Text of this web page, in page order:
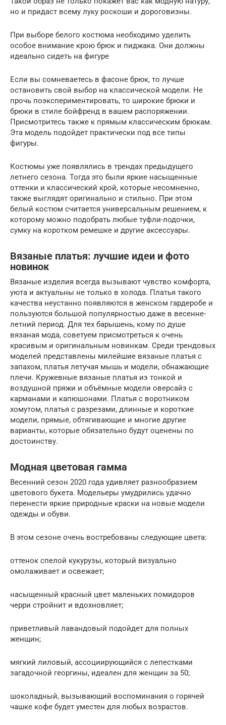
но и придаст всему луку роскоши и дороговизны.
При выборе белого костюма необходимо уделить
особое внимание крою брюк и пиджака. Они должны
идеально сидеть на фигуре
Если вы сомневаетесь в фасоне брюк, то лучше
остановить свой выбор на классической модели. Не
прочь поэкспериментировать, то широкие брюки и
брюки в стиле бойфренд в вашем распоряжении.
Присмотритесь также к прямым классическим брюкам.
Эта модель подойдет практически под все типы
фигуры.
Костюмы уже появлялись в трендах предыдущего
летнего сезона. Тогда это были яркие насыщенные
оттенки и классический крой, которые несомненно,
также выглядят оригинально и стильно. При этом
белый костюм считается универсальным решением, к
которому можно подобрать любые туфли-лодочки,
сумку на коротком ремешке и другие аксессуары.
Вязаные платья: лучшие идеи и фото
новинок
Вязаные изделия всегда вызывают чувство комфорта,
уюта и актуальны не только в холода. Платья такого
качества неустанно появляются в женском гардеробе и
пользуются большой популярностью даже в весенне-
летний период. Для тех барышень, кому по душе
вязаная мода, советуем присмотреться к очень
красивым и оригинальным новинкам. Среди трендовых
моделей представлены милейшие вязаные платья с
запахом, платья летучая мышь и модели, обнажающие
плечи. Кружевные вязаные платья из тонкой и
воздушной пряжи и объёмные модели оверсайз с
карманами и капюшонами. Платья с воротником
хомутом, платья с разрезами, длинные и короткие
модели, прямые, обтягивающие и многие другие
варианты, которые обязательно будут оценены по
достоинству.
Модная цветовая гамма
Весенний сезон 2020 года удивляет разнообразием
цветового букета. Модельеры умудрились удачно
перенести яркие природные краски на новые модели
одежды и обуви.
В этом сезоне очень востребованы следующие цвета:
оттенок спелой кукурузы, который визуально
омолаживает и освежает;
насыщенный красный цвет маленьких помидоров
черри стройнит и вдохновляет;
приветливый лавандовый подойдет для полных
женщин;
мягкий лиловый, ассоциирующийся с лепестками
загадочной георгины, идеален для женщин за 50;
шоколадный, вызывающий воспоминания о горячей
чашке кофе будет уместен для любых возрастов.